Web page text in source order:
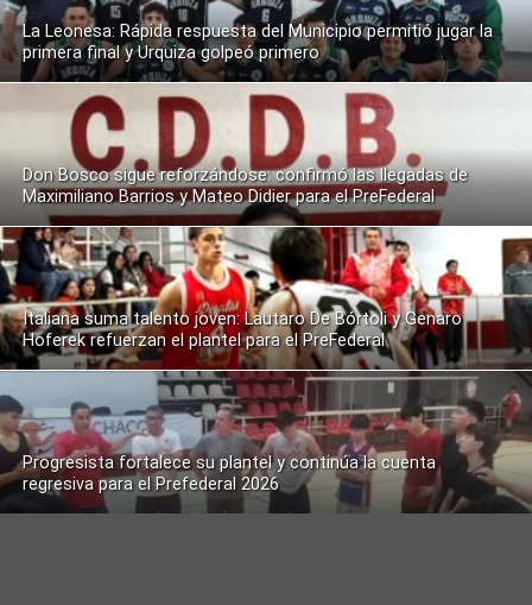
La Leonesa: Rápida respuesta del Municipio permitió jugar la
primera final y Urquiza golpeó primero
Don Bosco sigue reforzándose: confirmó las llegadas de
Maximiliano Barrios y Mateo Didier para el PreFederal
Italiana suma talento joven: Lautaro De Bórtoli y Genaro
Hoferek refuerzan el plantel para el PreFederal
Progresista fortalece su plantel y continúa la cuenta
regresiva para el Prefederal 2026